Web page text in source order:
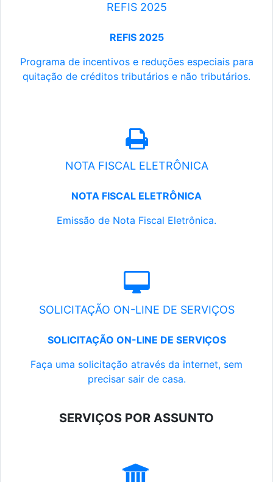
REFIS 2025
REFIS 2025
Programa de incentivos e reduções especiais para
quitação de créditos tributários e não tributários.
NOTA FISCAL ELETRÔNICA
NOTA FISCAL ELETRÔNICA
Emissão de Nota Fiscal Eletrônica.
SOLICITAÇÃO ON-LINE DE SERVIÇOS
SOLICITAÇÃO ON-LINE DE SERVIÇOS
Faça uma solicitação através da internet, sem
precisar sair de casa.
SERVIÇOS POR ASSUNTO